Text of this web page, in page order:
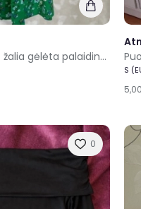
100% viskozė nauja žalia gėlėta palaidinė/maikutė be rankovių su dirželiu Mamalicious L dydis
S
0